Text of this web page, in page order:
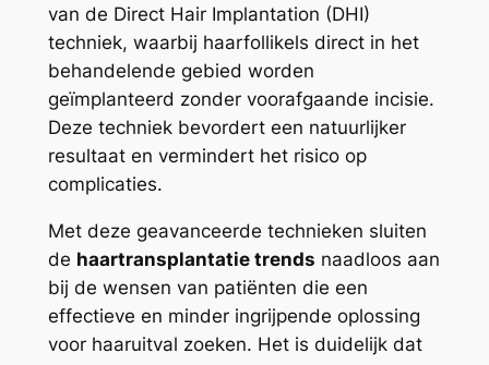
van de Direct Hair Implantation (DHI)
techniek, waarbij haarfollikels direct in het
behandelende gebied worden
geïmplanteerd zonder voorafgaande incisie.
Deze techniek bevordert een natuurlijker
resultaat en vermindert het risico op
complicaties.
Met deze geavanceerde technieken sluiten
de haartransplantatie trends naadloos aan
bij de wensen van patiënten die een
effectieve en minder ingrijpende oplossing
voor haaruitval zoeken. Het is duidelijk dat